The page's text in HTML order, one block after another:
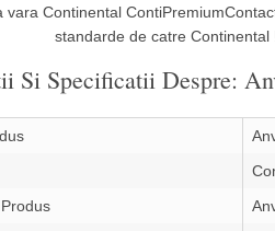
vara Continental
standarde de catre
Si Specificatii Despre: